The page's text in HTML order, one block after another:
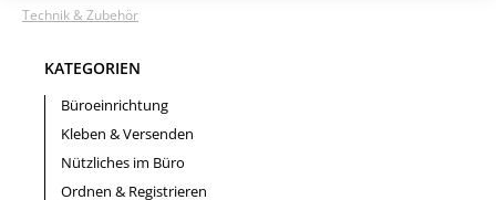
Technik & Zubehör
KATEGORIEN
Büroeinrichtung
Kleben & Versenden
Nützliches im Büro
Ordnen & Registrieren